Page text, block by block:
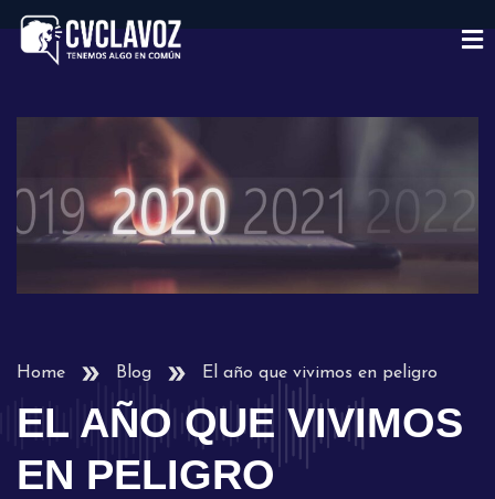
Home Blog El año que vivimos en peligro
EL AÑO QUE VIVIMOS
EN PELIGRO